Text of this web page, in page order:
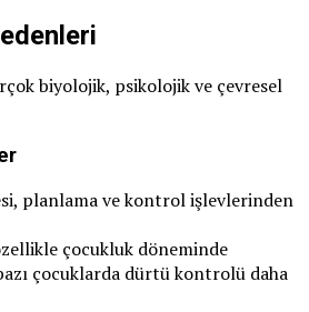
biyolojik, psikolojik ve çevresel
planlama ve kontrol işlevlerinden
çocukluk döneminde
çocuklarda dürtü kontrolü daha